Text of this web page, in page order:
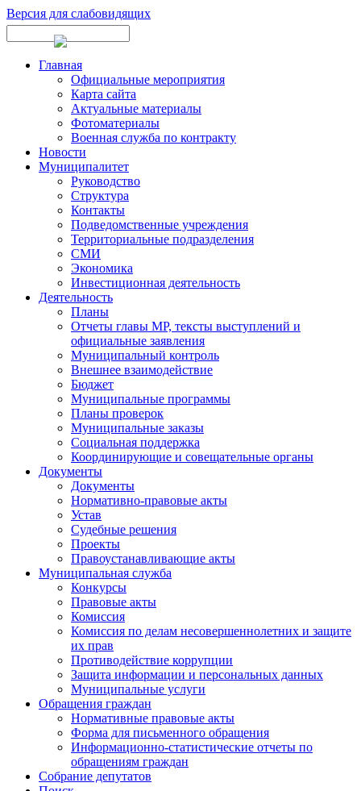
Версия для слабовидящих
Главная
Официальные мероприятия
Карта сайта
Актуальные материалы
Фотоматериалы
Военная служба по контракту
Новости
Муниципалитет
Руководство
Структура
Контакты
Подведомственные учреждения
Территориальные подразделения
СМИ
Экономика
Инвестиционная деятельность
Деятельность
Планы
Отчеты главы МР, тексты выступлений и
официальные заявления
Муниципальный контроль
Внешнее взаимодействие
Бюджет
Муниципальные программы
Планы проверок
Муниципальные заказы
Социальная поддержка
Координирующие и совещательные органы
Документы
Документы
Нормативно-правовые акты
Устав
Судебные решения
Проекты
Правоустанавливающие акты
Муниципальная служба
Конкурсы
Правовые акты
Комиссия
Комиссия по делам несовершеннолетних и защите
их прав
Противодействие коррупции
Защита информации и персональных данных
Муниципальные услуги
Обращения граждан
Нормативные правовые акты
Форма для письменного обращения
Информационно-статистические отчеты по
обращениям граждан
Собрание депутатов